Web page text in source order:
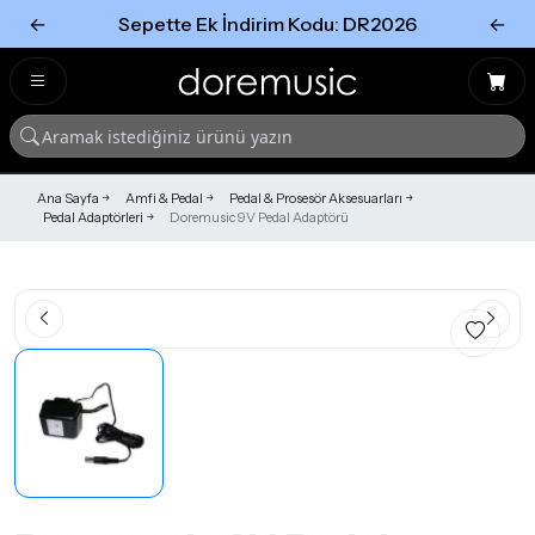
← Sepette Ek İndirim Kodu: DR2026 ←
Ana Sayfa Amfi & Pedal
Pedal & Prosesör Aksesuarları
Pedal Adaptörleri
Doremusic 9V Pedal Adaptörü
Tümünü Gör
Tümünü gör